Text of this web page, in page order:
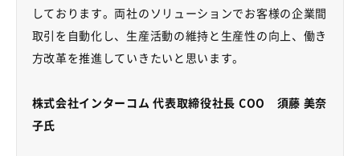
しております。両社のソリューションでお客様の企業間
取引を自動化し、生産活動の維持と生産性の向上、働き
方改革を推進していきたいと思います。
株式会社インターコム 代表取締役社長 COO 須藤 美奈
子氏